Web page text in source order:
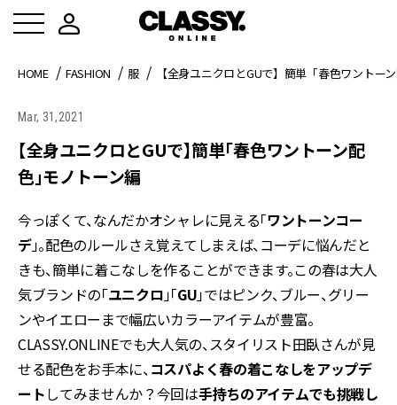
HOME FASHION 服 【全身ユニクロとGUで】簡単「春色ワントー
Mar, 31,2021
【全身ユニクロとGUで】簡単「春色ワントーン配
色」モノトーン編
今っぽくて、なんだかオシャレに見える「ワントーンコー
デ」。配色のルールさえ覚えてしまえば、コーデに悩んだと
きも、簡単に着こなしを作ることができます。この春は大人
気ブランドの「ユニクロ」「GU」ではピンク、ブルー、グリー
ンやイエローまで幅広いカラーアイテムが豊富。
CLASSY.ONLINEでも大人気の、スタイリスト田臥さんが見
せる配色をお手本に、コスパよく春の着こなしをアップデ
ートしてみませんか？今回は手持ちのアイテムでも挑戦し